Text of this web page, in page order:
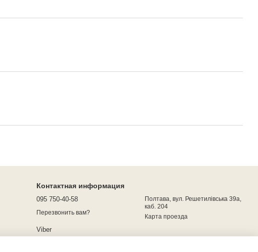
Контактная информация
095 750-40-58
Перезвонить вам?
Viber
Полтава, вул. Решетилівська 39а,
каб. 204
Карта проезда